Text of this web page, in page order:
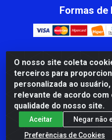
O nosso site coleta
terceiros para
personalizada ao
relevante de acordo
qualidade do nosso site.
Aceitar
Negar não
Preferências de Cookies
Formas de
CBP MACEDO COMERCIO
Miranda Madureira, 1249
Itapemirim/ES - CEP 29.311-